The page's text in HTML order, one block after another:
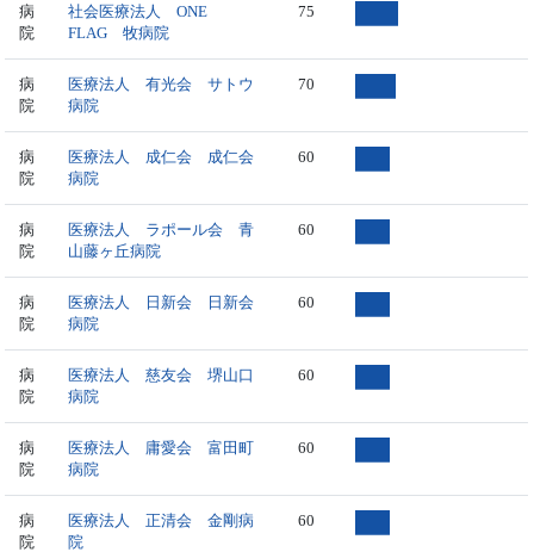
病
院
社会医療法人 ONE
FLAG 牧病院
75
病
院
医療法人 有光会 サトウ
病院
70
病
院
医療法人 成仁会 成仁会
病院
60
病
院
医療法人 ラポール会 青
山藤ヶ丘病院
60
病
院
医療法人 日新会 日新会
病院
60
病
院
医療法人 慈友会 堺山口
病院
60
病
院
医療法人 庸愛会 富田町
病院
60
病
院
医療法人 正清会 金剛病
院
60